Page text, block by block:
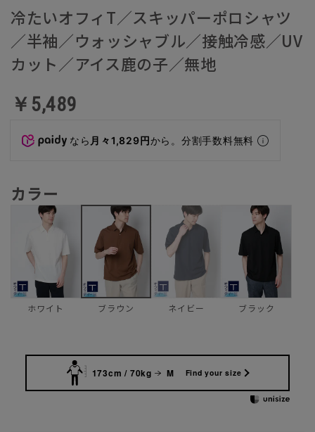
冷たいオフィT／スキッパーポロシャツ
／半袖／ウォッシャブル／接触冷感／UV
カット／アイス鹿の子／無地
￥5,489
なら 月々1,829円から。分割手数料無料
カラー
ホワイト ブラウン ネイビー ブラック
173cm / 70kg M Find your size